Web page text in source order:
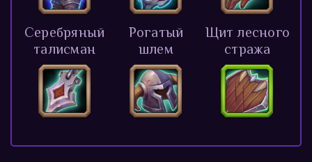
Серебряный
талисман
Рогатый
шлем
Щит лесного
стража